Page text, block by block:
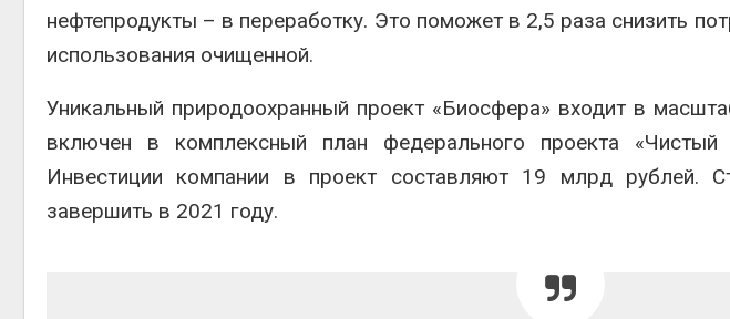
нефтепродукты – в переработку. Это поможет в 2,5 раза снизить
использования очищенной.
Уникальный природоохранный проект «Биосфера» входит в
включен в комплексный план федерального проекта «Чистый
Инвестиции компании в проект составляют 19 млрд рублей.
завершить в 2021 году.
эвакуировали более 140
тыс. человек
установили
экообменники для
вторсырья
Авг 6, 2026
ветра